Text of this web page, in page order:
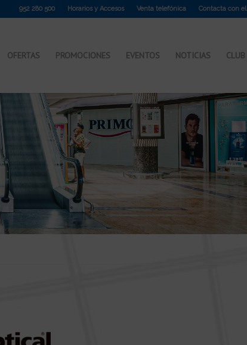
952 280 500 Horarios y Accesos Venta telefónica Contacta con
OFERTAS PROMOCIONES EVENTOS NOTICIAS